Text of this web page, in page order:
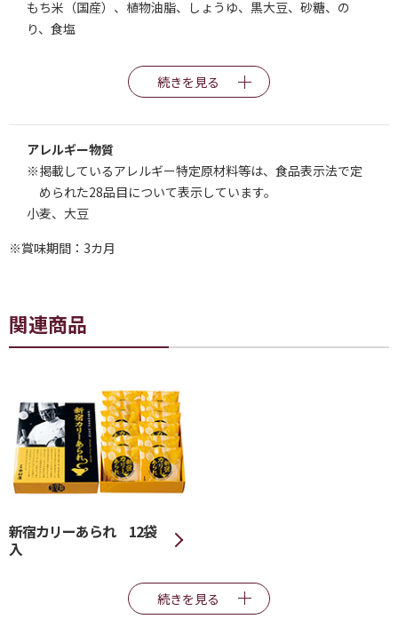
もち米（国産）、植物油脂、しょうゆ、黒大豆、砂糖、の
り、食塩
続きを見る
アレルギー物質
※掲載しているアレルギー特定原材料等は、食品表示法で定
められた28品目について表示しています。
小麦、大豆
※賞味期間：3カ月
関連商品
新宿カリーあられ 12袋
入
続きを見る